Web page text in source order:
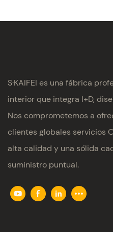
S·KAIFEI es una fábrica
interior que integra I+D,
Nos comprometemos a
clientes globales servicios
alta calidad y una sólida
suministro puntual.